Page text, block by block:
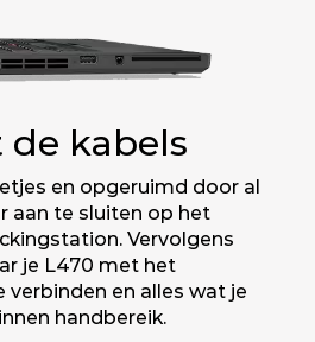
kabels
en opgeruimd door al
aan te sluiten op het
Vervolgens
je L470 met het
en alles wat je
handbereik.